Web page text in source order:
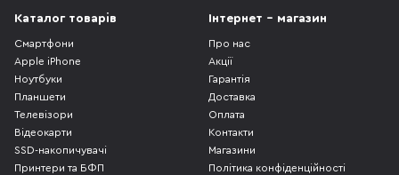
Каталог товарів
Смартфони
Apple iPhone
Ноутбуки
Планшети
Телевізори
Відеокарти
SSD-накопичувачі
Принтери та БФП
Інтернет - магазин
Про нас
Акції
Гарантія
Доставка
Оплата
Контакти
Магазини
Політика конфіденційності